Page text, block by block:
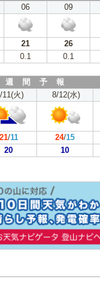
06 09
21 26
0.1 0.1
週 間 予 報
11(火) 8/12(水)
21/11 24/15
20 10